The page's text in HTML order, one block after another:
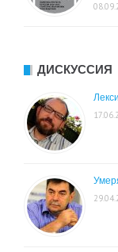
ДИСКУССИЯ